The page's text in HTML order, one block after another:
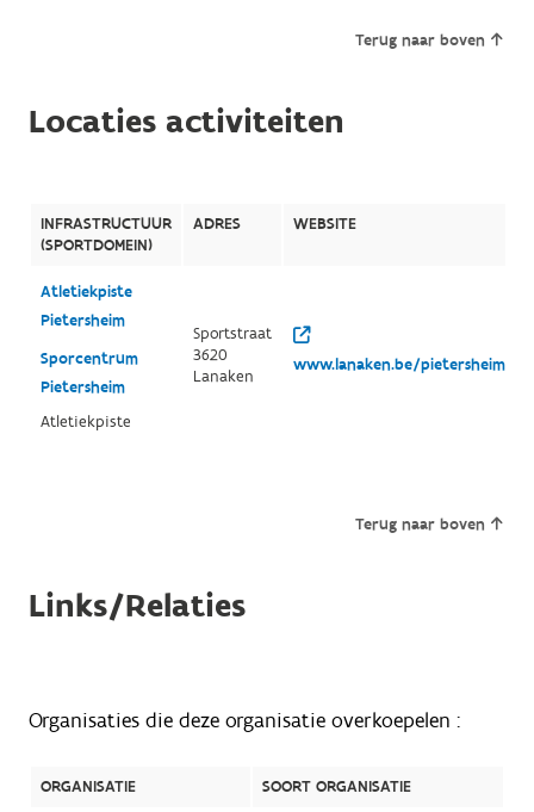
Terug naar boven
Locaties activiteiten
INFRASTRUCTUUR
(SPORTDOMEIN)
ADRES WEBSITE
Atletiekpiste
Pietersheim
Sporcentrum
Pietersheim
Atletiekpiste
Sportstraat
3620
Lanaken
www.lanaken.be/pietersheim/
Terug naar boven
Links/Relaties
Organisaties die deze organisatie overkoepelen :
ORGANISATIE SOORT ORGANISATIE